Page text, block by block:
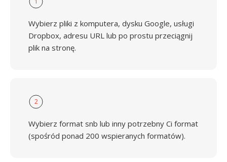
Wybierz pliki z komputera, dysku Google, usługi
Dropbox, adresu URL lub po prostu przeciągnij
plik na stronę.
2
Wybierz format snb lub inny potrzebny Ci format
(spośród ponad 200 wspieranych formatów).